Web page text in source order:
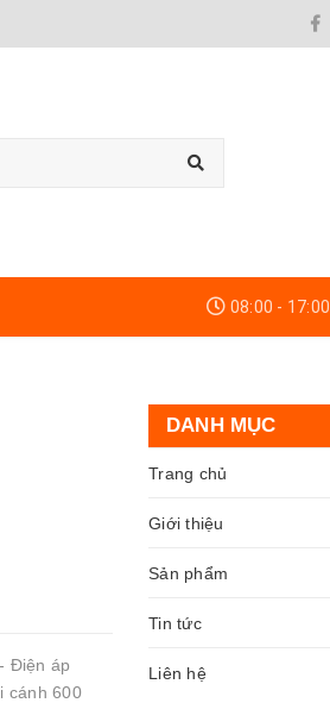
08:00 - 17:00
Điện áp
cánh 600
DANH MỤC
Trang chủ
Giới thiệu
Sản phẩm
Tin tức
Liên hệ